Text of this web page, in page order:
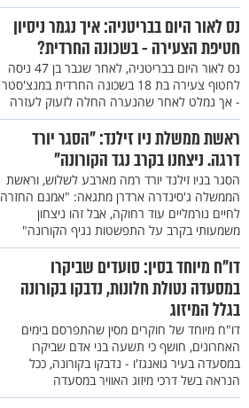
נס לאור היום בבריטניה: איך נגמר ניסיון
חטיפת הצעירה - בשכונה החרדית?
נס לאור היום בבריטניה, לאחר שגבר בן 47 ניסה
לחטוף צעירה בת 18 בשכונה החרדית במנצ'סטר
- אך נמלט לאחר שהנערה החלה לזעוק לעזרה
ראשת ממשלת ניו זילנד: "הסגר יורד
דרגה. ניצחנו בקרב נגד הקורונה"
הסגר בניו זילנד יורד רמה מארבע לשלוש, וראשת
הממשלה ג'סינדרה ארדרן מתגאה: "אמנם החזרה
לחיים נורמליים עוד רחוקה, אבל זהו ניצחון
משמעותי בקרב על התפשטות נגיף הקורונה"
דו"ח מיוחד בסין: סועדים שביקרו
במסעדה נטולת חלונות, נדבקו בקורונה
בגלל המיזוג
דו"ח מיוחד של חוקרים מסין שהתפרסם בימים
האחרונים, חושף כי תשעה בני אדם שביקרו
במסעדה בעיר גואנגז'ו - נדבקו בקורונה, ככל
הנראה בשל דרכי מיזוג האוויר במסעדה